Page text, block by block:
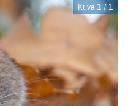
Kuva 1 / 1